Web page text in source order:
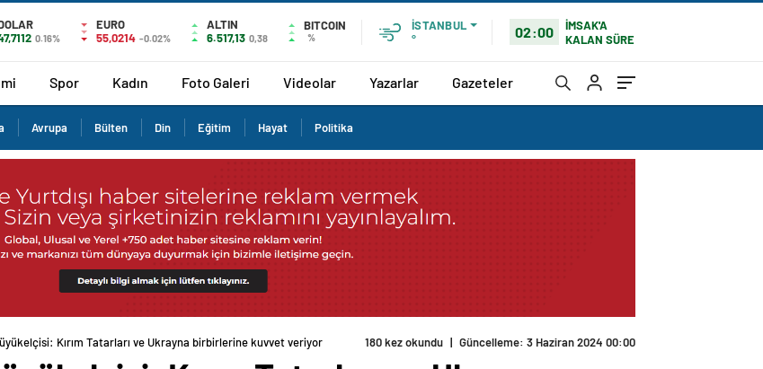
0.16%
EURO
55,0214 -0.02%
ALTIN
6.517,13 0,38
BITCOIN
%
İSTANBUL
°
02:00
İMSAK'A
KALAN SÜRE
Spor Kadın Foto Galeri Videolar Yazarlar Gazeteler
Avrupa Bülten Din Eğitim Hayat Politika
Kırım Tatarları ve Ukrayna birbirlerine kuvvet veriyor 180 kez okundu | Güncelleme: 3 Haziran 2024 00:00